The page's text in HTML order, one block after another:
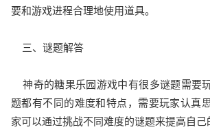
要和游戏进程合理地使用道具。
三、谜题解答
神奇的糖果乐园游戏中有很多谜题需要
题都有不同的难度和特点，需要玩家认真
家可以通过挑战不同难度的谜题来提高自己